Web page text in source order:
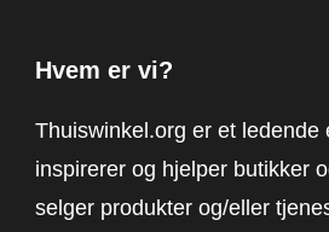
Hvem er vi?
Thuiswinkel.org er et ledende
inspirerer og hjelper butikker
selger produkter og/eller